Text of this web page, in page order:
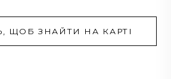
ЩОБ ЗНАЙТИ НА КАРТІ